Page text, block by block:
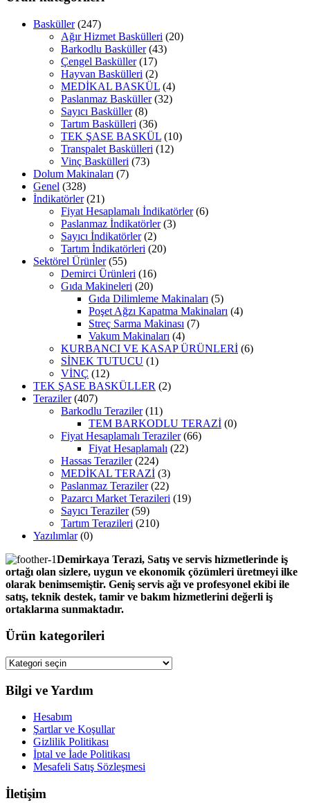
Basküller (247)
Ağır Hizmet Baskülleri (20)
Barkodlu Basküller (43)
Çengel Basküller (17)
Hayvan Baskülleri (2)
MEDİKAL BASKÜL (4)
Paslanmaz Basküller (32)
Sayıcı Basküller (8)
Tartım Baskülleri (36)
TEK ŞASE BASKÜL (10)
Transpalet Baskülleri (12)
Vinç Baskülleri (73)
Dolum Makinaları (7)
Genel (328)
İndikatörler (21)
Fiyat Hesaplamalı İndikatörler (6)
Paslanmaz İndikatörler (3)
Sayıcı İndikatörler (2)
Tartım İndikatörleri (20)
Sektörel Ürünler (55)
Demirci Ürünleri (16)
Gıda Makineleri (20)
Gıda Dilimleme Makinaları (5)
Poşet Ağzı Kapatma Makinaları (4)
Streç Sarma Makinası (7)
Vakum Makinaları (4)
KURBANCI VE KASAP ÜRÜNLERİ (6)
SİNEK TUTUCU (1)
VİNÇ (12)
TEK ŞASE BASKÜLLER (2)
Teraziler (407)
Barkodlu Teraziler (11)
TEM BARKODLU TERAZİ (0)
Fiyat Hesaplamalı Teraziler (66)
Fiyat Hesaplamalı (22)
Hassas Teraziler (224)
MEDİKAL TERAZİ (3)
Paslanmaz Teraziler (22)
Pazarcı Market Terazileri (19)
Sayıcı Teraziler (59)
Tartım Terazileri (210)
Yazılımlar (0)
Demirkaya Terazi, Satış ve servis hizmetlerinde iş
ortağı olan sizlere, uygun ve ekonomik çözümleri üretmeyi ilke
olarak benimsemiştir. Geniş servis ağı ve profesyonel ekibi ile
satış, teknik destek, tamir ve bakım hizmetlerini değerli iş
ortaklarına sunmaktadır.
Ürün kategorileri
Bilgi ve Yardım
Hesabım
Şartlar ve Koşullar
Gizlilik Politikası
İptal ve İade Politikası
Mesafeli Satış Sözleşmesi
İletişim